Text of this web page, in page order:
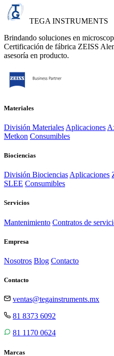
TEGA INSTRUMENTS
Brindando soluciones en
Certificación de fábrica ZEISS
asesoría en producto.
Materiales
División Materiales Aplicaciones
Metkon Consumibles
Biociencias
División Biociencias Aplicaciones
SLEE Consumibles
Servicios
Mantenimiento Contratos de
Empresa
Nosotros Blog Contacto
Contacto
ventas@tegainstruments.mx
81 8373 6092
81 1170 0624
Marcas